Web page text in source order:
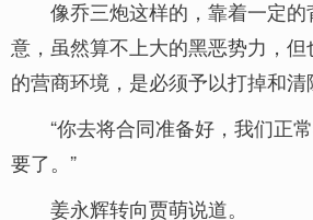
像乔三炮这样的，靠着一定
意，虽然算不上大的黑恶势力，
的营商环境，是必须予以打掉和清
“你去将合同准备好，我们正
要了。”
姜永辉转向贾萌说道。